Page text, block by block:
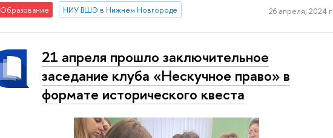
Образование НИУ ВШЭ в Нижнем Новгороде 26 апреля, 2024 г.
21 апреля прошло заключительное
заседание клуба «Нескучное право» в
формате исторического квеста